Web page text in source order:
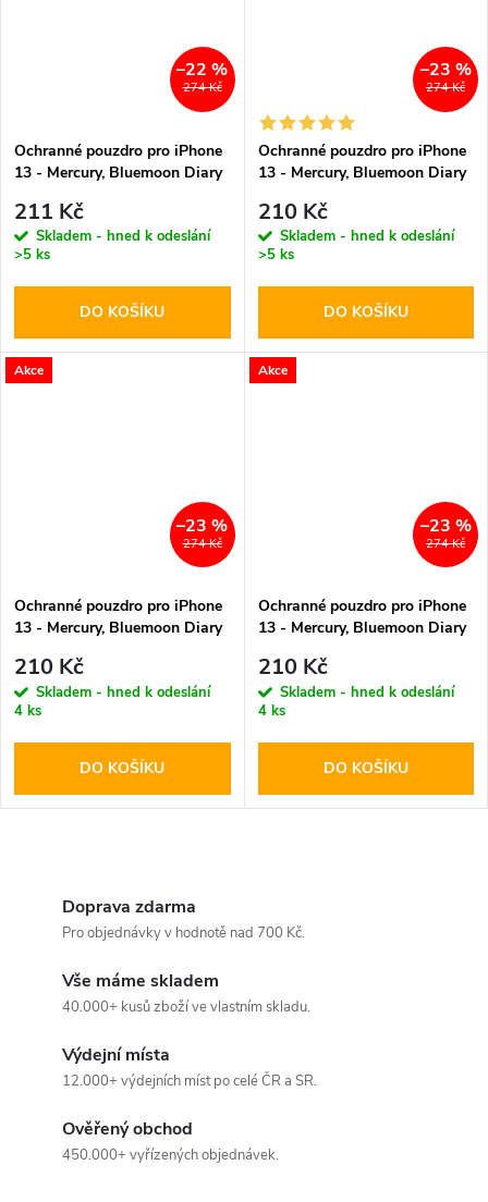
274 Kč
–22 %
Ochranné pouzdro pro iPhone
13 - Mercury, Bluemoon Diary
211 Kč
Skladem - hned k odeslání
>5 ks
DO KOŠÍKU
274 Kč
–23 %
Ochranné pouzdro pro iPhone
13 - Mercury, Bluemoon Diary
210 Kč
Skladem - hned k odeslání
>5 ks
DO KOŠÍKU
Akce
274 Kč
–23 %
Ochranné pouzdro pro iPhone
13 - Mercury, Bluemoon Diary
210 Kč
Skladem - hned k odeslání
4 ks
DO KOŠÍKU
Akce
274 Kč
–23 %
Ochranné pouzdro pro iPhone
13 - Mercury, Bluemoon Diary
210 Kč
Skladem - hned k odeslání
4 ks
DO KOŠÍKU
Doprava zdarma
Pro objednávky v hodnotě nad 700 Kč.
Vše máme skladem
40.000+ kusů zboží ve vlastním skladu.
Výdejní místa
12.000+ výdejních míst po celé ČR a SR.
Ověřený obchod
450.000+ vyřízených objednávek.